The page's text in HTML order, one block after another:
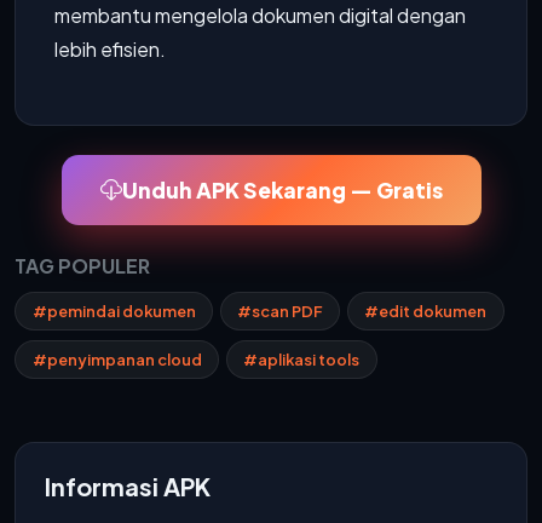
membantu mengelola dokumen digital dengan
lebih efisien.
Unduh APK Sekarang — Gratis
TAG POPULER
#pemindai dokumen #scan PDF #edit dokumen
#penyimpanan cloud #aplikasi tools
Informasi APK